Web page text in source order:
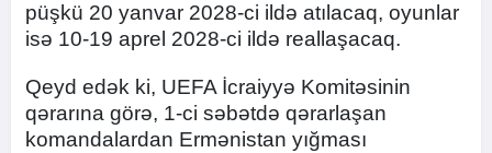
püşkü 20 yanvar 2028-ci ildə atılacaq, oyunlar
isə 10-19 aprel 2028-ci ildə reallaşacaq.
Qeyd edək ki, UEFA İcraiyyə Komitəsinin
qərarına görə, 1-ci səbətdə qərarlaşan
komandalardan Ermənistan yığması